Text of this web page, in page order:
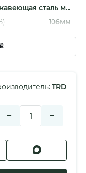
сталь м…
106мм
сталь м…
сталь м…
мультит…
с ременной пе…
Серый
Китай
TRD
− +